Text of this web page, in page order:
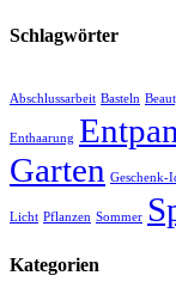
Schlagwörter
Abschlussarbeit Basteln
Enthaarung
Garten Geschenk-
Licht Pflanzen Sommer
Kategorien